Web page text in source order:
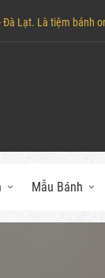
Lạt. Là tiệm bánh
Mẫu Bánh